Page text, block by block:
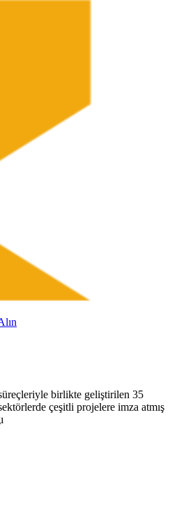
birlikte geliştirilen 35
çeşitli projelere imza atmış